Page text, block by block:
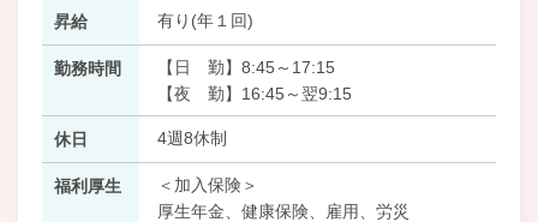
昇給 有り(年１回)
勤務時間
【日 勤】8:45～17:15
【夜 勤】16:45～翌9:15
休日 4週8休制
福利厚生
＜加入保険＞
厚生年金、健康保険、雇用、労災